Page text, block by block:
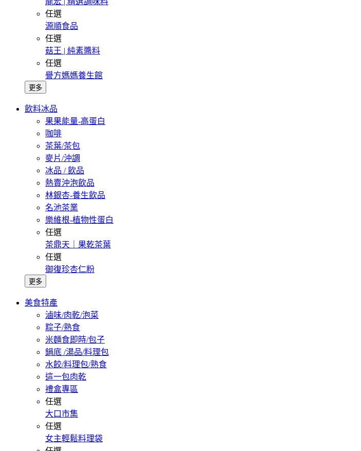
任選
源順食品
任選
菇王 | 純素醬料
任選
譽方媽媽養生館
更多
飲料冰品
果果能量-高蛋白
咖啡
茶葉/茶包
麥片/沖調
冰品 / 飲品
熱賣沖泡飲品
林銀杏-養生飲品
名池茶業
樂維根-植物性蛋白
任選
茶鼎天｜果乾茶葉
任選
御復珍杏仁粉
更多
美食特產
滷味/肉乾/泡菜
粽子/熟食
米麵食即時/包子
鍋底 /湯品/料理包
水餃/料理包/熟食
這一包肉乾
禮盒專區
任選
大口市集
任選
女主輕鬆料理袋